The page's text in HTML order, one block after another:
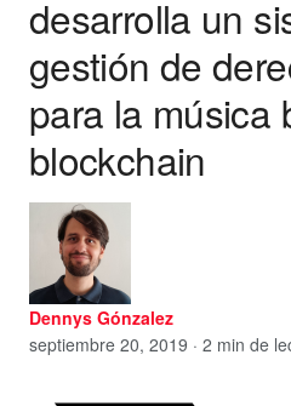
desarrolla un
gestión de
para la música
blockchain
Dennys Gónzalez
septiembre 20, 2019 · 2 min de